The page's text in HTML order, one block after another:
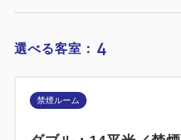
選べる客室： 4
禁煙ルーム